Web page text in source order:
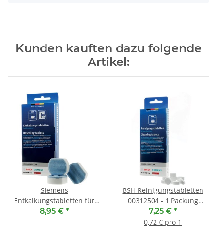
Kunden kauften dazu folgende
Artikel:
Siemens
Entkalkungstabletten für
Kaffeevollautomaten
8,95 € *
BSH Reinigungstabletten
00312504 - 1 Packung
(311769, 310575, TZ60001,
TZ80001, TCZ6001, TCZ8001,
7,25 € *
0,72 € pro 1